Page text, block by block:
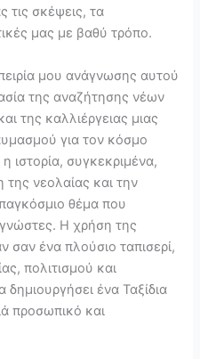
τις σκέψεις, τα
μας με βαθύ τρόπο.
μου ανάγνωσης αυτού
της αναζήτησης νέων
της καλλιέργειας μιας
για τον κόσμο
ιστορία, συγκεκριμένα,
νεολαίας και την
θέμα που
Η χρήση της
ένα πλούσιο ταπισερί,
πολιτισμού και
ένα Ταξίδια
προσωπικό και